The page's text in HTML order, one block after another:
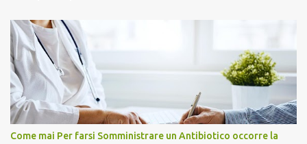
Come mai Per farsi Somministrare un Antibiotico occorre la